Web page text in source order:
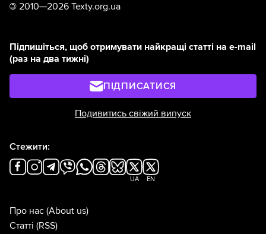
© 2010—2026 Texty.org.ua
Підпишіться, щоб отримувати найкращі статті на e-mail
(раз на два тижні)
ПІДПИСАТИСЯ
Подивитись свіжий випуск
Стежити:
UA EN
Про нас (About us)
Статті (RSS)